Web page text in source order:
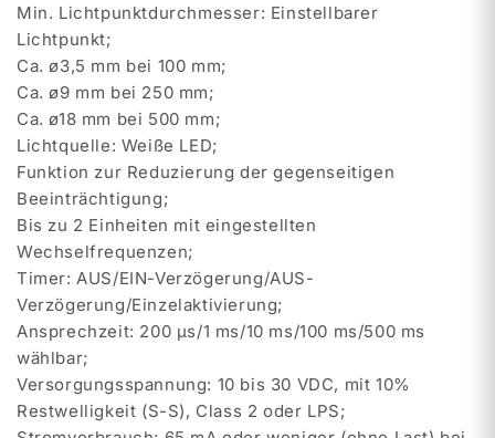
Min. Lichtpunktdurchmesser: Einstellbarer
Lichtpunkt;
Ca. ø3,5 mm bei 100 mm;
Ca. ø9 mm bei 250 mm;
Ca. ø18 mm bei 500 mm;
Lichtquelle: Weiße LED;
Funktion zur Reduzierung der gegenseitigen
Beeinträchtigung;
Bis zu 2 Einheiten mit eingestellten
Wechselfrequenzen;
Timer: AUS/EIN-Verzögerung/AUS-
Verzögerung/Einzelaktivierung;
Ansprechzeit: 200 µs/1 ms/10 ms/100 ms/500 ms
wählbar;
Versorgungsspannung: 10 bis 30 VDC, mit 10%
Restwelligkeit (S-S), Class 2 oder LPS;